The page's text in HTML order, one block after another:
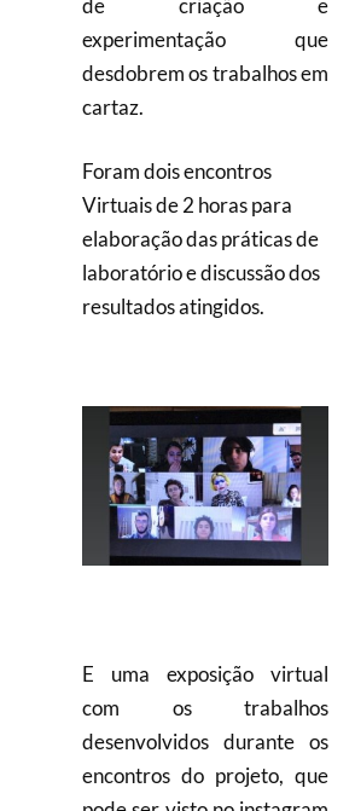
experimentação que
desdobrem os trabalhos em
cartaz.
Foram dois encontros
Virtuais de 2 horas para
elaboração das práticas de
laboratório e discussão dos
resultados atingidos.
E uma exposição virtual
com os trabalhos
desenvolvidos durante os
encontros do projeto, que